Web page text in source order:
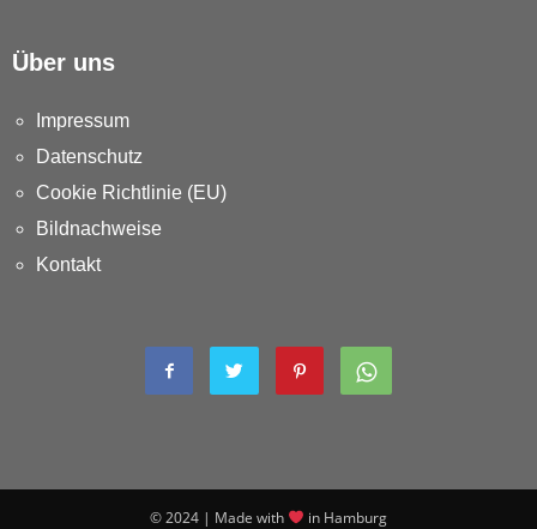
Über uns
Impressum
Datenschutz
Cookie Richtlinie (EU)
Bildnachweise
Kontakt
© 2024 | Made with in Hamburg